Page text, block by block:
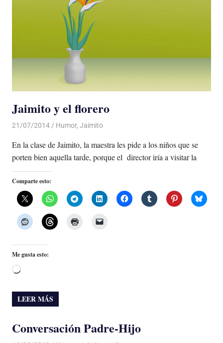
Jaimito y el florero
21/07/2014 Luis Castellanos
Humor, Jaimito
En la clase de Jaimito, la maestra les pide a los niños que se
porten bien aquella tarde, porque el director iría a visitar la
Comparte esto:
Me gusta esto:
Cargando...
LEER MÁS
Conversación Padre-Hijo